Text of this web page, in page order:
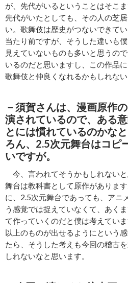
が、先代がいるということはそこ
先代がいたとしても、その人の芝
い。歌舞伎は歴史がつないできて
当たり前ですが、そうした違いも
見えていないものも多いと思うの
いるのだと思いますし、この作品
歌舞伎と仲良くなれるかもしれない
－須賀さんは、漫画原作
演されているので、ある
とには慣れているのかな
ろん、2.5次元舞台はコピ
いですが。
今、言われてそうかもしれない
舞台は教科書として原作がありま
に、2.5次元舞台であっても、アニ
う感覚では捉えていなくて、あく
て作っていくのだと僕は考えてい
以上のものが出せるようにという
たら、そうした考えも今回の稽古
しれないなと思います。